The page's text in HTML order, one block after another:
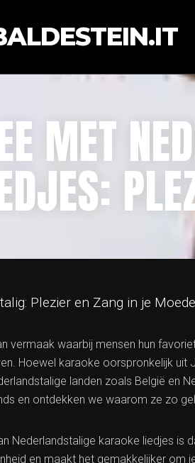
MET
Plezier en Zang in je
vermaak waarbij mensen hun
Hoewel karaoke oorspronkelijk uit
landen zoals België en
en ontdekken we waarom ze zo
Nederlandstalige karaoke liedjes is
en maakt het gemakkelijker om